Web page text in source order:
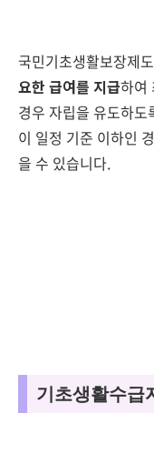
국민기초생활보장제
요한 급여를 지급하여
경우 자립을 유도하
이 일정 기준 이하인
을 수 있습니다.
기초생활수급